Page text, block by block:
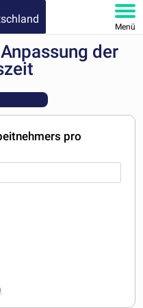
Menü
der
pro